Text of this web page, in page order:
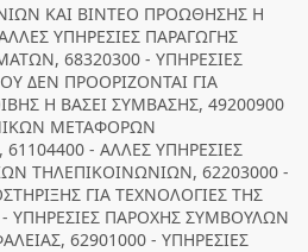
ΚΑΙ ΒΙΝΤΕΟ ΠΡΟΩΘΗΣΗΣ Η
ΥΠΗΡΕΣΙΕΣ ΠΑΡΑΓΩΓΗΣ
68320300 - ΥΠΗΡΕΣΙΕΣ
ΔΕΝ ΠΡΟΟΡΙΖΟΝΤΑΙ ΓΙΑ
Η ΒΑΣΕΙ ΣΥΜΒΑΣΗΣ, 49200900
ΜΕΤΑΦΟΡΩΝ
- ΑΛΛΕΣ ΥΠΗΡΕΣΙΕΣ
ΤΗΛΕΠΙΚΟΙΝΩΝΙΩΝ, 62203000 -
ΓΙΑ ΤΕΧΝΟΛΟΓΙΕΣ ΤΗΣ
ΥΠΗΡΕΣΙΕΣ ΠΑΡΟΧΗΣ ΣΥΜΒΟΥΛΩΝ
62901000 - ΥΠΗΡΕΣΙΕΣ